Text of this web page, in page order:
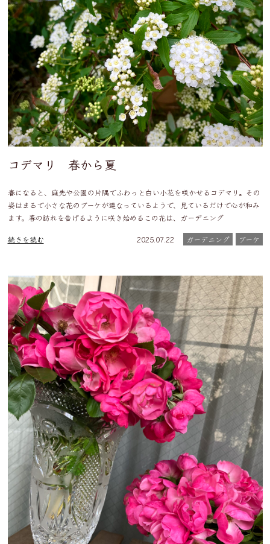
コデマリ 春から夏
春になると、庭先や公園の片隅でふわっと白い小花を咲かせるコデマリ。その
姿はまるで小さな花のブーケが連なっているようで、見ているだけで心が和み
ます。春の訪れを告げるように咲き始めるこの花は、ガーデニング
続きを読む 2025.07.22 ガーデニング ブーケ